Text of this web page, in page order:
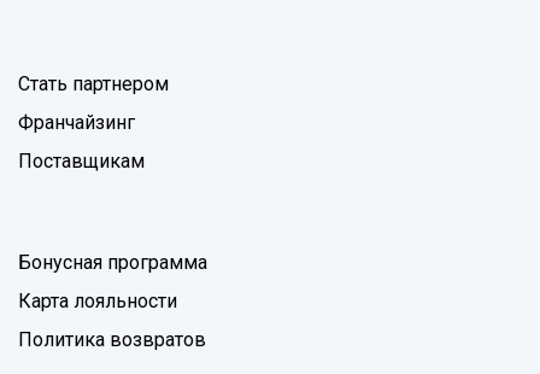
Стать партнером
Франчайзинг
Поставщикам
Бонусная программа
Карта лояльности
Политика возвратов